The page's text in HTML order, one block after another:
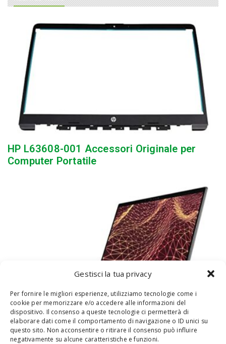
Gestisci la tua privacy
Per fornire le migliori esperienze, utilizziamo tecnologie come i
cookie per memorizzare e/o accedere alle informazioni del
dispositivo. Il consenso a queste tecnologie ci permetterà di
elaborare dati come il comportamento di navigazione o ID unici su
questo sito. Non acconsentire o ritirare il consenso può influire
negativamente su alcune caratteristiche e funzioni.
HP L63608-001 Accessori Originale per
Computer Portatile
PORTÁTIL INTERNACIONAL DELL LATITUDE
7430 14,0″ FHD I5 W10P+W11P I5-
1245U,16GBDDR4,256GBSSD